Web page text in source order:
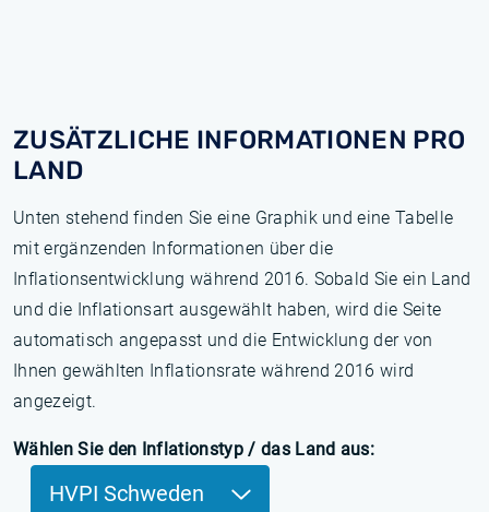
ZUSÄTZLICHE INFORMATIONEN PRO
LAND
Unten stehend finden Sie eine Graphik und eine Tabelle
mit ergänzenden Informationen über die
Inflationsentwicklung während 2016. Sobald Sie ein Land
und die Inflationsart ausgewählt haben, wird die Seite
automatisch angepasst und die Entwicklung der von
Ihnen gewählten Inflationsrate während 2016 wird
angezeigt.
Wählen Sie den Inflationstyp / das Land aus:
HVPI Schweden